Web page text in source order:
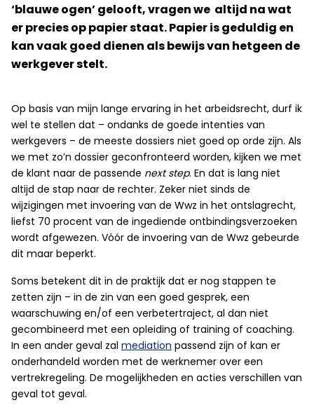
‘blauwe ogen’ gelooft, vragen we altijd na wat
er precies op papier staat. Papier is geduldig en
kan vaak goed dienen als bewijs van hetgeen de
werkgever stelt.
Op basis van mijn lange ervaring in het arbeidsrecht, durf ik
wel te stellen dat – ondanks de goede intenties van
werkgevers – de meeste dossiers niet goed op orde zijn. Als
we met zo’n dossier geconfronteerd worden, kijken we met
de klant naar de passende next step. En dat is lang niet
altijd de stap naar de rechter. Zeker niet sinds de
wijzigingen met invoering van de Wwz in het ontslagrecht,
liefst 70 procent van de ingediende ontbindingsverzoeken
wordt afgewezen. Vóór de invoering van de Wwz gebeurde
dit maar beperkt.
Soms betekent dit in de praktijk dat er nog stappen te
zetten zijn – in de zin van een goed gesprek, een
waarschuwing en/of een verbetertraject, al dan niet
gecombineerd met een opleiding of training of coaching.
In een ander geval zal mediation passend zijn of kan er
onderhandeld worden met de werknemer over een
vertrekregeling. De mogelijkheden en acties verschillen van
geval tot geval.